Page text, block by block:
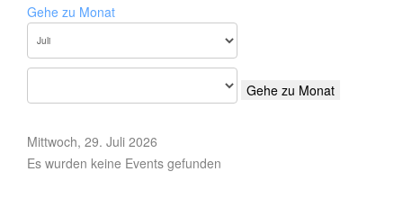
Gehe zu Monat
Gehe zu Monat
Mittwoch, 29. Juli 2026
Es wurden keine Events gefunden